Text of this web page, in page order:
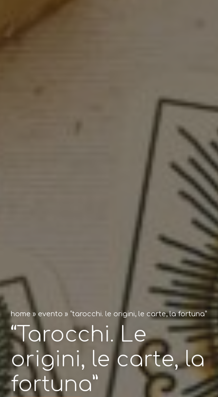
home» evento » “tarocchi. le origini, le carte, la fortuna”
“Tarocchi. Le
origini, le carte, la
fortuna”